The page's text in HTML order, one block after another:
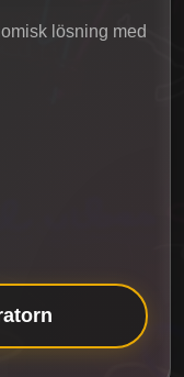
lösning med